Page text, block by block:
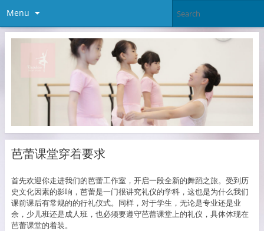
Menu
芭蕾课堂穿着要求
首先欢迎你走进我们的芭蕾工作室，开启一段全新的舞蹈之旅。受到历
史文化因素的影响，芭蕾是一门很讲究礼仪的学科，这也是为什么我们
课前课后有常规的的行礼仪式。同样，对于学生，无论是专业还是业
余，少儿班还是成人班，也必须要遵守芭蕾课堂上的礼仪，具体体现在
芭蕾课堂的着装。